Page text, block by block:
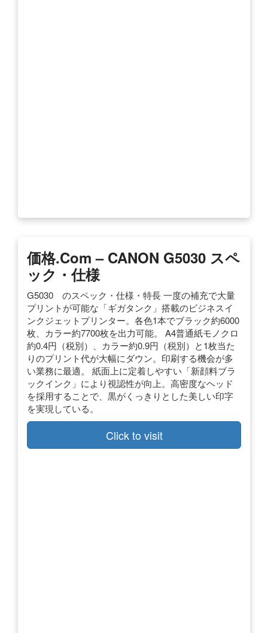
価格.com – CANON G5030 スペ
ック・仕様
G5030 のスペック・仕様・特長 一度の補充で大量
プリントが可能な「ギガタンク」搭載のビジネスイ
ンクジェットプリンター。各色1本でブラック約6000
枚、カラー約7700枚を出力可能。 A4普通紙モノクロ
約0.4円（税別）、カラー約0.9円（税別）と1枚当た
りのプリント代が大幅にダウン。印刷する機会が多
い業務に最適。 紙面上に定着しやすい「新顔料ブラ
ックインク」により視認性が向上。高密度なヘッド
を採用することで、黒がくっきりとした美しい印字
を実現している。
Click to visit